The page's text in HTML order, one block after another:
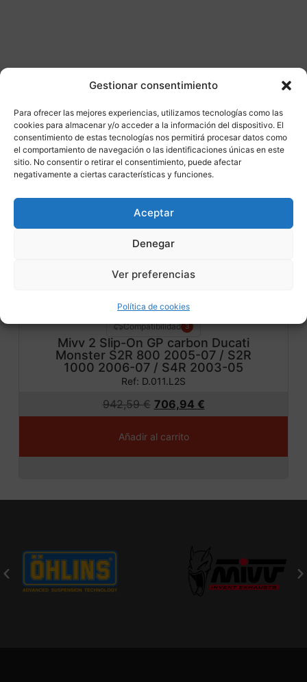
Gestionar consentimiento
Para ofrecer las mejores experiencias, utilizamos tecnologías como las
cookies para almacenar y/o acceder a la información del dispositivo. El
consentimiento de estas tecnologías nos permitirá procesar datos como
el comportamiento de navegación o las identificaciones únicas en este
sitio. No consentir o retirar el consentimiento, puede afectar
negativamente a ciertas características y funciones.
Aceptar
Denegar
Ver preferencias
Política de cookies
Otros productos
DISPONIBLE ENVÍO GRATIS 24/48H
Compatibilidad 3
Mivv 2 Slip-On GP carbon Ducati
Monster S2R 800 2005-07 / S2R
1000 2006-07 / S4R 2003-05
Ref: D.011.L2S
942,59€ 706,94 €
Añadir al carrito